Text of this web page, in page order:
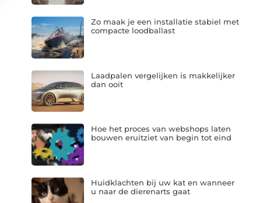
Zo maak je een installatie stabiel met
compacte loodballast
Laadpalen vergelijken is makkelijker
dan ooit
Hoe het proces van webshops laten
bouwen eruitziet van begin tot eind
Huidklachten bij uw kat en wanneer
u naar de dierenarts gaat